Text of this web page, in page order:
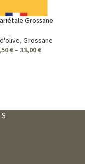
Grossane
, Grossane
€– 33,00€